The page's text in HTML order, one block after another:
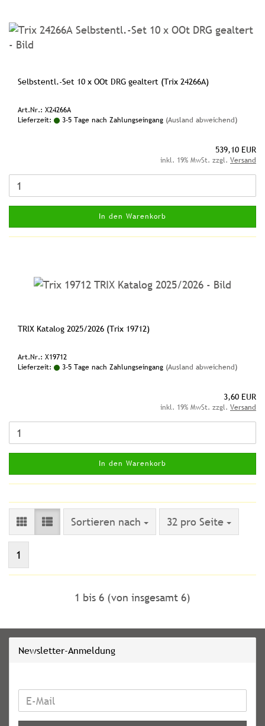
Selbstentl.-Set 10 x OOt DRG gealtert (Trix 24266A)
Art.Nr.: X24266A
Lieferzeit:
3-5 Tage nach Zahlungseingang (Ausland abweichend)
539,10 EUR
inkl. 19% MwSt. zzgl. Versand
In den Warenkorb
TRIX Katalog 2025/2026 (Trix 19712)
Art.Nr.: X19712
Lieferzeit:
3-5 Tage nach Zahlungseingang (Ausland abweichend)
3,60 EUR
inkl. 19% MwSt. zzgl. Versand
In den Warenkorb
Sortieren nach
Sortieren nach 32 pro Seite
pro Seite
1
1 bis 6 (von insgesamt 6)
Newsletter-Anmeldung
WEITER
ZUR
E-